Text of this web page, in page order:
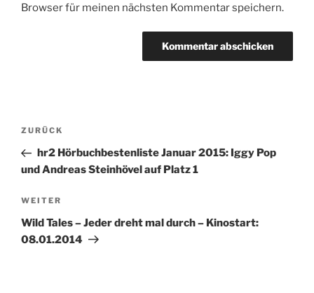
Browser für meinen nächsten Kommentar speichern.
Beitragsnavigation
Vorheriger
Beitrag
ZURÜCK
hr2 Hörbuchbestenliste Januar 2015: Iggy Pop
und Andreas Steinhövel auf Platz 1
Nächster
Beitrag
WEITER
Wild Tales – Jeder dreht mal durch – Kinostart:
08.01.2014